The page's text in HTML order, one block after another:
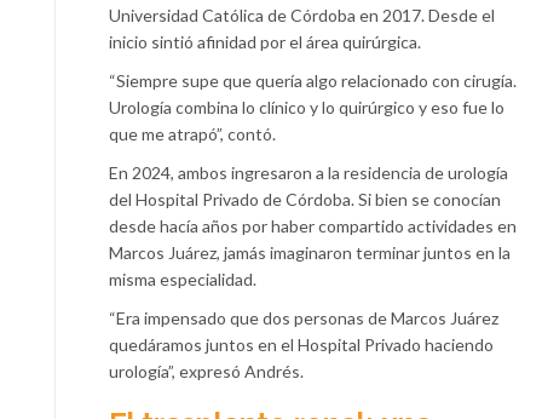
Universidad Católica de Córdoba en 2017. Desde el
inicio sintió afinidad por el área quirúrgica.
“Siempre supe que quería algo relacionado con cirugía.
Urología combina lo clínico y lo quirúrgico y eso fue lo
que me atrapó”, contó.
En 2024, ambos ingresaron a la residencia de urología
del Hospital Privado de Córdoba. Si bien se conocían
desde hacía años por haber compartido actividades en
Marcos Juárez, jamás imaginaron terminar juntos en la
misma especialidad.
“Era impensado que dos personas de Marcos Juárez
quedáramos juntos en el Hospital Privado haciendo
urología”, expresó Andrés.